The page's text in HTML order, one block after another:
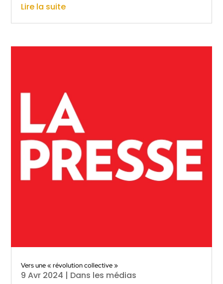
Lire la suite
Vers une « révolution collective »
9 Avr 2024 | Dans les médias